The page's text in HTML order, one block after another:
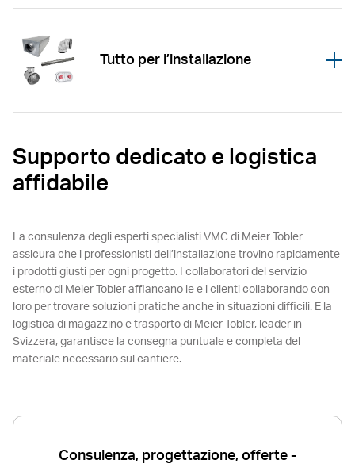
Tutto per l’installazione
Öffnen
Supporto dedicato e logistica
affidabile
La consulenza degli esperti specialisti VMC di Meier Tobler
assicura che i professionisti dell’installazione trovino rapidamente
i prodotti giusti per ogni progetto. I collaboratori del servizio
esterno di Meier Tobler affiancano le e i clienti collaborando con
loro per trovare soluzioni pratiche anche in situazioni difficili. E la
logistica di magazzino e trasporto di Meier Tobler, leader in
Svizzera, garantisce la consegna puntuale e completa del
materiale necessario sul cantiere.
Consulenza, progettazione, offerte -